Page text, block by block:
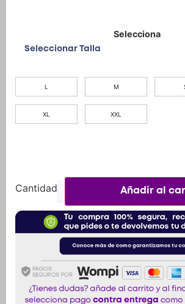
Seleccionar Talla
L M
XL XXL
Añadir al